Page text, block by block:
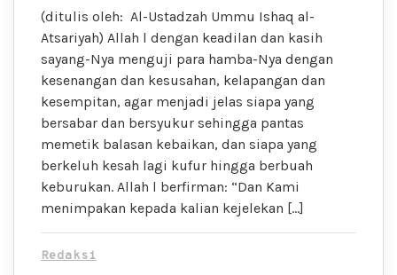
(ditulis oleh: Al-Ustadzah Ummu Ishaq al-
Atsariyah) Allah l dengan keadilan dan kasih
sayang-Nya menguji para hamba-Nya dengan
kesenangan dan kesusahan, kelapangan dan
kesempitan, agar menjadi jelas siapa yang
bersabar dan bersyukur sehingga pantas
memetik balasan kebaikan, dan siapa yang
berkeluh kesah lagi kufur hingga berbuah
keburukan. Allah l berfirman: “Dan Kami
menimpakan kepada kalian kejelekan […]
Redaksi